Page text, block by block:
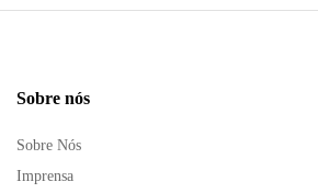
Sobre nós
Sobre Nós
Imprensa